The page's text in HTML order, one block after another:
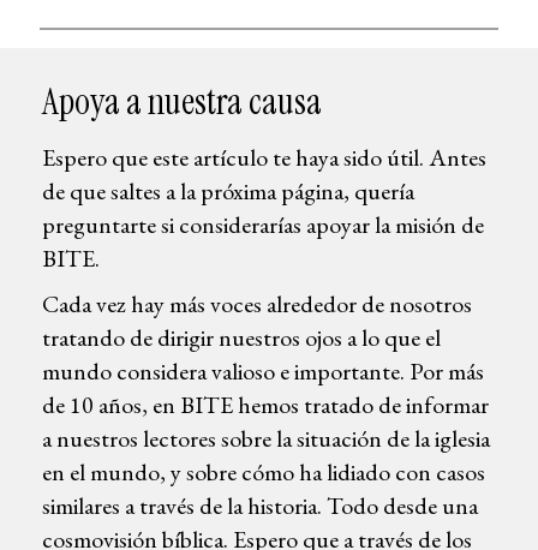
Apoya a nuestra causa
Espero que este artículo te haya sido útil. Antes
de que saltes a la próxima página, quería
preguntarte si considerarías apoyar la misión de
BITE.
Cada vez hay más voces alrededor de nosotros
tratando de dirigir nuestros ojos a lo que el
mundo considera valioso e importante. Por más
de 10 años, en BITE hemos tratado de informar
a nuestros lectores sobre la situación de la iglesia
en el mundo, y sobre cómo ha lidiado con casos
similares a través de la historia. Todo desde una
cosmovisión bíblica. Espero que a través de los